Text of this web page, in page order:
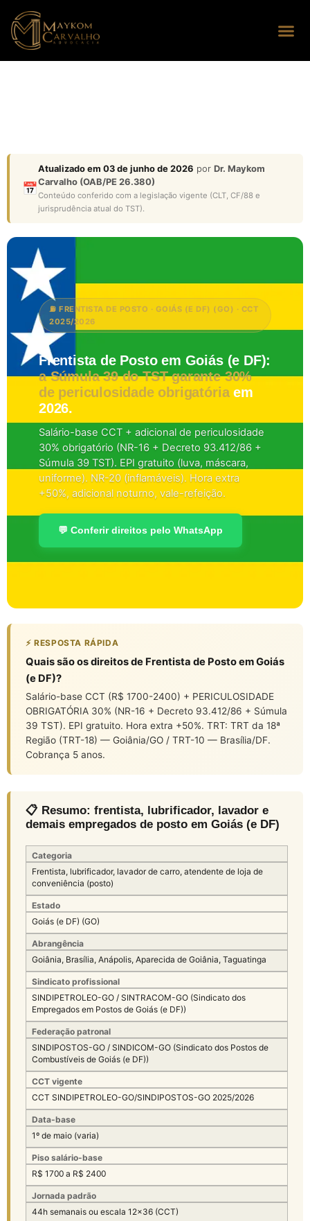
📅
Atualizado em 03 de junho de 2026 por Dr. Maykom
Carvalho (OAB/PE 26.380)
Conteúdo conferido com a legislação vigente (CLT, CF/88 e
jurisprudência atual do TST).
⛽ FRENTISTA DE POSTO · GOIÁS (E DF) (GO) · CCT
2025/2026
Frentista de Posto em Goiás (e DF):
a Súmula 39 do TST garante 30%
de periculosidade obrigatóriaem
2026.
Salário-base CCT + adicional de periculosidade
30% obrigatório (NR-16 + Decreto 93.412/86 +
Súmula 39 TST). EPI gratuito (luva, máscara,
uniforme). NR-20 (inflamáveis). Hora extra
+50%, adicional noturno, vale-refeição.
💬 Conferir direitos pelo WhatsApp
⚡ RESPOSTA RÁPIDA
Quais são os direitos de Frentista de Posto em Goiás
(e DF)?
Salário-base CCT (R$ 1700-2400) + PERICULOSIDADE
OBRIGATÓRIA 30% (NR-16 + Decreto 93.412/86 + Súmula
39 TST). EPI gratuito. Hora extra +50%. TRT: TRT da 18ª
Região (TRT-18) — Goiânia/GO / TRT-10 — Brasília/DF.
Cobrança 5 anos.
📋 Resumo: frentista, lubrificador, lavador e
demais empregados de posto em Goiás (e DF)
Categoria
Frentista, lubrificador, lavador de carro, atendente de loja de
conveniência (posto)
Estado
Goiás (e DF) (GO)
Abrangência
Goiânia, Brasília, Anápolis, Aparecida de Goiânia, Taguatinga
Sindicato profissional
SINDIPETROLEO-GO / SINTRACOM-GO (Sindicato dos
Empregados em Postos de Goiás (e DF))
Federação patronal
SINDIPOSTOS-GO / SINDICOM-GO (Sindicato dos Postos de
Combustíveis de Goiás (e DF))
CCT vigente
CCT SINDIPETROLEO-GO/SINDIPOSTOS-GO 2025/2026
Data-base
1º de maio (varia)
Piso salário-base
R$ 1700 a R$ 2400
Jornada padrão
44h semanais ou escala 12×36 (CCT)